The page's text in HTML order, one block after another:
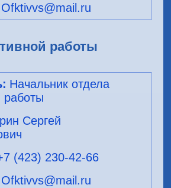
Ofktivvs@mail.ru
работы
Начальник отдела
работы
Сергей
(423) 230-42-66
Ofktivvs@mail.ru